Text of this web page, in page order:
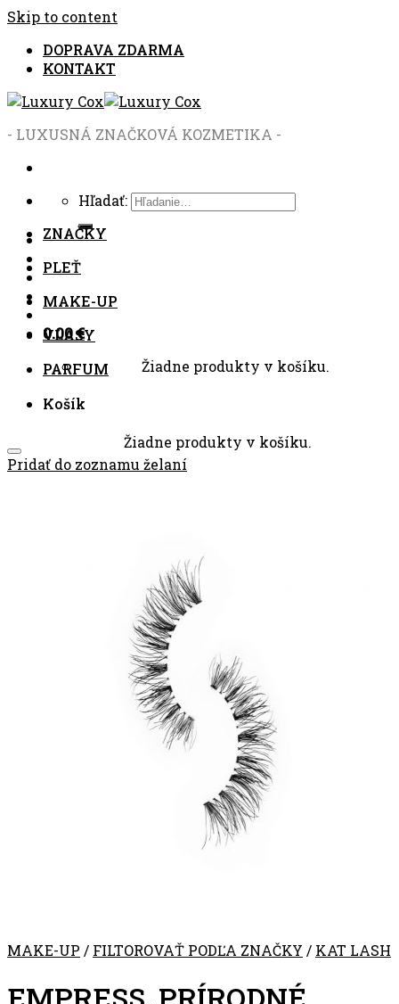
Skip to content
DOPRAVA ZDARMA
KONTAKT
- LUXUSNÁ ZNAČKOVÁ KOZMETIKA -
Hľadať:
0.00€
Žiadne produkty v košíku.
Košík
Žiadne produkty v košíku.
ZNAČKY
PLEŤ
MAKE-UP
VLASY
PARFUM
Pridať do zoznamu želaní
MAKE-UP / FILTOROVAŤ PODĽA ZNAČKY / KAT LASH